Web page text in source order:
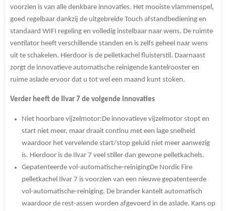
voorzien is van alle denkbare innovaties. Het mooiste vlammenspel,
goed regelbaar dankzij de uitgebreide Touch afstandbediening en
standaard WIFI regeling en volledig instelbaar naar wens. De ruimte
ventilator heeft verschillende standen en is zelfs geheel naar wens
uit te schakelen. Hierdoor is de pelletkachel fluisterstil. Daarnaast
zorgt de innovatieve automatische reinigende kantelrooster en
ruime aslade ervoor dat u tot wel een maand kunt stoken.
Verder heeft de Ilvar 7 de volgende innovaties
Niet hoorbare vijzelmotor: De innovatieve vijzelmotor stopt en
start niet meer, maar draait continu met een lage snelheid
waardoor het vervelende start/stop geluid niet meer aanwezig
is. Hierdoor is de Ilvar 7 veel stiller dan gewone pelletkachels.
Gepatenteerde vol-automatische-reinigingDe Nordic Fire
pelletkachel Ilvar 7 is voorzien van een nieuwe gepatenteerde
vol-automatische-reiniging. De brander kantelt automatisch
waardoor de rest-assen worden afgevoerd in de aslade. Kans op